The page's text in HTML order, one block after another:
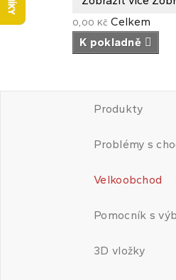
0,00 Kč Celkem
K pokladně
Produkty
Problémy s
Velkoobchod
Pomocník s
3D vložky